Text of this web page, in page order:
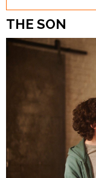
THE SON